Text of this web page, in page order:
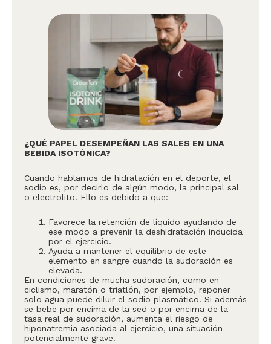
¿QUÉ PAPEL DESEMPEÑAN LAS SALES EN UNA
BEBIDA ISOTÓNICA?
Cuando hablamos de hidratación en el deporte, el
sodio es, por decirlo de algún modo, la principal sal
o electrolito. Ello es debido a que:
Favorece la retención de líquido ayudando de
ese modo a prevenir la deshidratación inducida
por el ejercicio.
Ayuda a mantener el equilibrio de este
elemento en sangre cuando la sudoración es
elevada.
En condiciones de mucha sudoración, como en
ciclismo, maratón o triatlón, por ejemplo, reponer
solo agua puede diluir el sodio plasmático. Si además
se bebe por encima de la sed o por encima de la
tasa real de sudoración, aumenta el riesgo de
hiponatremia asociada al ejercicio, una situación
potencialmente grave.